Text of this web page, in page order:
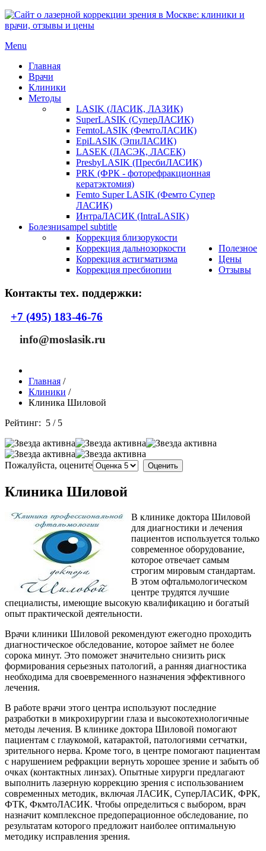
Menu
Главная
Врачи
Клиники
Методы
LASIK (ЛАСИК, ЛАЗИК)
SuperLASIK (СуперЛАСИК)
FemtoLASIK (ФемтоЛАСИК)
EpiLASIK (ЭпиЛАСИК)
LASEK (ЛАСЭК, ЛАСЕК)
PresbyLASIK (ПресбиЛАСИК)
PRK (ФРК - фоторефракционная
кератэктомия)
Femto Super LASIK (Фемто Супер
ЛАСИК)
ИнтраЛАСИК (IntraLASIK)
Болезниsampel subtitle
Коррекция близорукости
Коррекция дальнозоркости
Коррекция астигматизма
Коррекция пресбиопии
Полезное
Цены
Отзывы
Контакты тех. поддержки:
+7 (495) 183-46-76
info@moslasik.ru
Главная /
Клиники /
Клиника Шиловой
Рейтинг: 5 / 5
Пожалуйста, оцените
Клиника Шиловой
В клинике доктора Шиловой
для диагностики и лечения
пациентов используется только
современное оборудование,
которое отвечает самым
строгим мировым стандартам.
В этом офтальмологическом
центре трудятся лучшие
специалисты, имеющие высокую квалификацию и богатый
опыт практической деятельности.
Врачи клиники Шиловой рекомендуют ежегодно проходить
диагностическое обследование, которое займет не более
сорока минут. Это поможет значительно снизить риск
формирования серьезных патологий, а ранняя диагностика
необходима для своевременного назначения эффективного
лечения.
В работе врачи этого центра используют последние
разработки в микрохирургии глаза и высокотехнологичные
методы лечения. В клинике доктора Шиловой помогают
пациентам с глаукомой, катарактой, патологиями сетчатки,
зрительного нерва. Кроме того, в центре помогают пациентам
с нарушением рефракции вернуть хорошее зрение и забыть об
очках (контактных линзах). Опытные хирурги предлагают
выполнить лазерную коррекцию зрения с использованием
современных методик, включая ЛАСИК, СуперЛАСИК, ФРК,
ФТК, ФкмтоЛАСИК. Чтобы определиться с выбором, врач
назначит комплексное предоперационное обследование, по
результатам которого предложит наиболее оптимальную
методику исправления зрения.